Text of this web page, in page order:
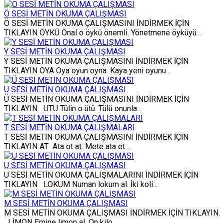
Ö SESİ METİN OKUMA ÇALIŞMASI
Ö SESİ METİN OKUMA ÇALIŞMASINI İNDİRMEK İÇİN
TIKLAYIN ÖYKÜ Önal o öykü önemli. Yönetmene öyküyü...
Y SESİ METİN OKUMA ÇALIŞMASI
Y SESİ METİN OKUMA ÇALIŞMASINI İNDİRMEK İÇİN
TIKLAYIN OYA Oya oyun oyna. Kaya yeni oyunu...
Ü SESİ METİN OKUMA ÇALIŞMASI
Ü SESİ METİN OKUMA ÇALIŞMASINI İNDİRMEK İÇİN
TIKLAYIN ÜTÜ Tülin o ütü. Tülü onunla...
T SESİ METİN OKUMA ÇALIŞMALARI
T SESİ METİN OKUMA ÇALIŞMASINI İNDİRMEK İÇİN
TIKLAYIN AT Ata ot at. Mete ata et...
U SESİ METİN OKUMA ÇALIŞMASI
U SESİ METİN OKUMA ÇALIŞMALARINI İNDİRMEK İÇİN
TIKLAYIN LOKUM Numan lokum al. İki koli...
M SESİ METİN OKUMA ÇALIŞMASI
M SESİ METİN OKUMA ÇALIŞMASI İNDİRMEK İÇİN TIKLAYIN.